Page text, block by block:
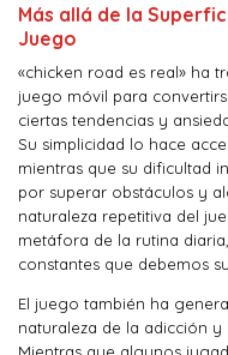
Más allá de la
Juego
«chicken road es real» ha
juego móvil para
ciertas tendencias y
Su simplicidad lo hace
mientras que su dificultad
por superar obstáculos y
naturaleza repetitiva del
metáfora de la rutina
constantes que debemos
El juego también ha
naturaleza de la adicción
Mientras que algunos